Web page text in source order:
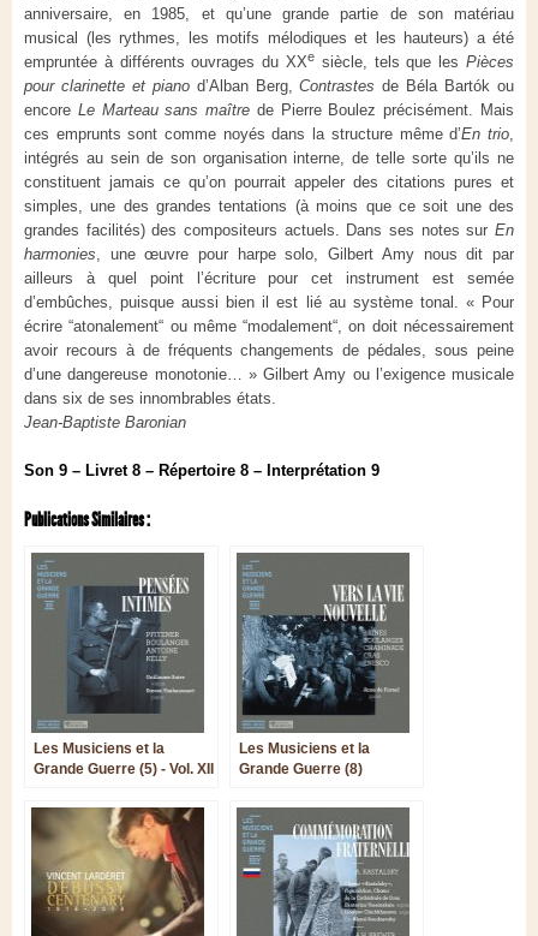
anniversaire, en 1985, et qu’une grande partie de son matériau
musical (les rythmes, les motifs mélodiques et les hauteurs) a été
empruntée à différents ouvrages du XXe siècle, tels que les Pièces
pour clarinette et piano d’Alban Berg, Contrastes de Béla Bartók ou
encore Le Marteau sans maître de Pierre Boulez précisément. Mais
ces emprunts sont comme noyés dans la structure même d’En trio
intégrés au sein de son organisation interne, de telle sorte qu’ils ne
constituent jamais ce qu’on pourrait appeler des citations pures et
simples, une des grandes tentations (à moins que ce soit une des
grandes facilités) des compositeurs actuels. Dans ses notes sur En
harmonies , une œuvre pour harpe solo, Gilbert Amy nous dit par
ailleurs à quel point l’écriture pour cet instrument est semée
d’embûches, puisque aussi bien il est lié au système tonal. « Pour
écrire “atonalement“ ou même “modalement“, on doit nécessairement
avoir recours à de fréquents changements de pédales, sous peine
d’une dangereuse monotonie… » Gilbert Amy ou l’exigence musicale
dans six de ses innombrables états.
Jean-Baptiste Baronian
Son 9 – Livret 8 – Répertoire 8 – Interprétation 9
Publications Similaires :
Les Musiciens et la
Grande Guerre (5) - Vol. XII
Les Musiciens et la
Grande Guerre (8)